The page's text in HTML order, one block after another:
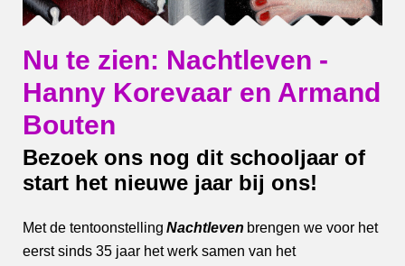
Nu te zien: Nachtleven -
Hanny Korevaar en Armand
Bouten
Bezoek ons nog dit schooljaar of
start het nieuwe jaar bij ons!
Met de tentoonstelling Nachtleven brengen we voor het
eerst sinds 35 jaar het werk samen van het